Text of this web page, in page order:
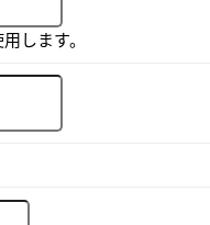
します。